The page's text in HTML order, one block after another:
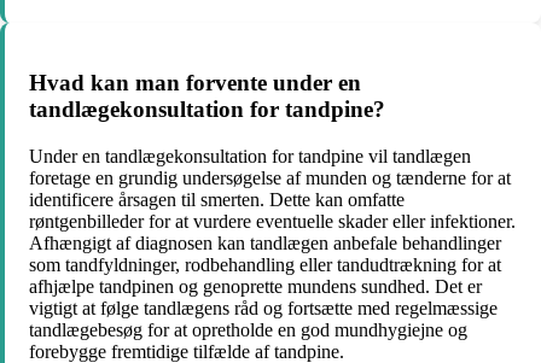
Hvad kan man forvente under en
tandlægekonsultation for tandpine?
Under en tandlægekonsultation for tandpine vil tandlægen
foretage en grundig undersøgelse af munden og tænderne for at
identificere årsagen til smerten. Dette kan omfatte
røntgenbilleder for at vurdere eventuelle skader eller infektioner.
Afhængigt af diagnosen kan tandlægen anbefale behandlinger
som tandfyldninger, rodbehandling eller tandudtrækning for at
afhjælpe tandpinen og genoprette mundens sundhed. Det er
vigtigt at følge tandlægens råd og fortsætte med regelmæssige
tandlægebesøg for at opretholde en god mundhygiejne og
forebygge fremtidige tilfælde af tandpine.